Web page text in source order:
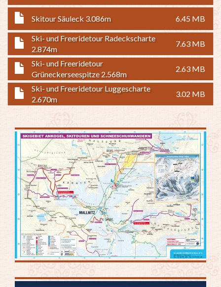
Skitour Säuleck 3.086m 6.45 MB
Ski- und Freeridetour Radeckscharte
2.874m
7.63 MB
Ski- und Freeridetour
Grüneckerseespitze 2.568m
2.63 MB
Ski- und Freeridetour Luggescharte
2.670m
3.02 MB